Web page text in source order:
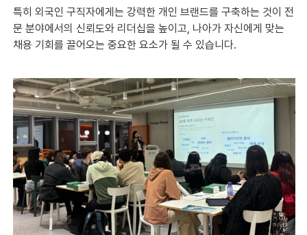
특히 외국인 구직자에게는 강력한 개인 브랜드를 구축하는 것이 전
문 분야에서의 신뢰도와 리더십을 높이고, 나아가 자신에게 맞는
채용 기회를 끌어오는 중요한 요소가 될 수 있습니다.